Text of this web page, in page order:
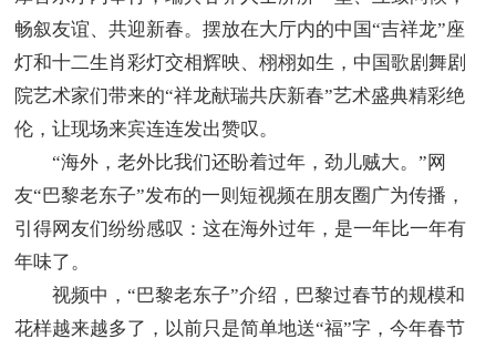
畅叙友谊、共迎新春。摆放在大厅内的中国“吉祥龙”座
灯和十二生肖彩灯交相辉映、栩栩如生，中国歌剧舞剧
院艺术家们带来的“祥龙献瑞共庆新春”艺术盛典精彩绝
伦，让现场来宾连连发出赞叹。
“海外，老外比我们还盼着过年，劲儿贼大。”网
友“巴黎老东子”发布的一则短视频在朋友圈广为传播，
引得网友们纷纷感叹：这在海外过年，是一年比一年有
年味了。
视频中，“巴黎老东子”介绍，巴黎过春节的规模和
花样越来越多了，以前只是简单地送“福”字，今年春节